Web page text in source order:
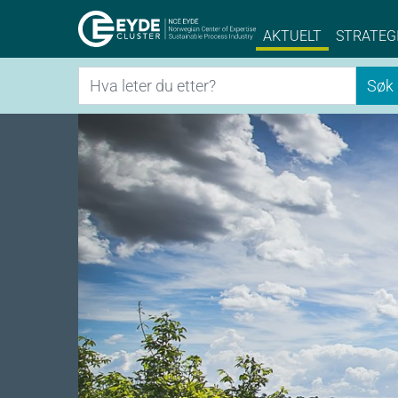
Eyde-Cluster |
AKTUELT
Søk Søk